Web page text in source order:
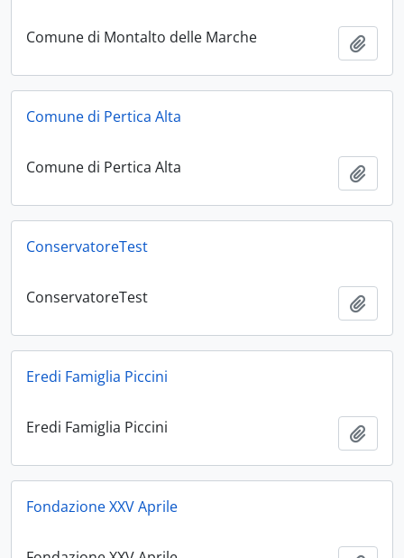
Comune di Montalto delle Marche
Comune di Pertica Alta
Comune di Pertica Alta
ConservatoreTest
ConservatoreTest
Eredi Famiglia Piccini
Eredi Famiglia Piccini
Fondazione XXV Aprile